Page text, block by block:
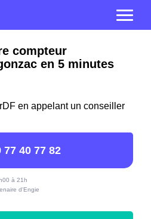
compteur
en 5 minutes
en appelant un conseiller
77 40 77 82
à 21h
d'Engie